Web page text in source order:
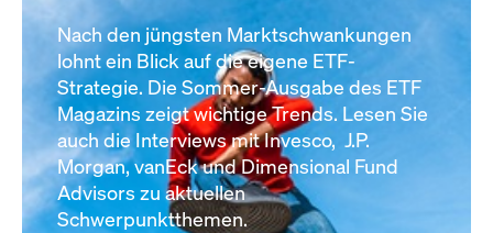
Nach den jüngsten Marktschwankungen
lohnt ein Blick auf die eigene ETF-
Strategie. Die Sommer-Ausgabe des ETF
Magazins zeigt wichtige Trends. Lesen Sie
auch die Interviews mit Invesco, J.P.
Morgan, vanEck und Dimensional Fund
Advisors zu aktuellen
Schwerpunktthemen.